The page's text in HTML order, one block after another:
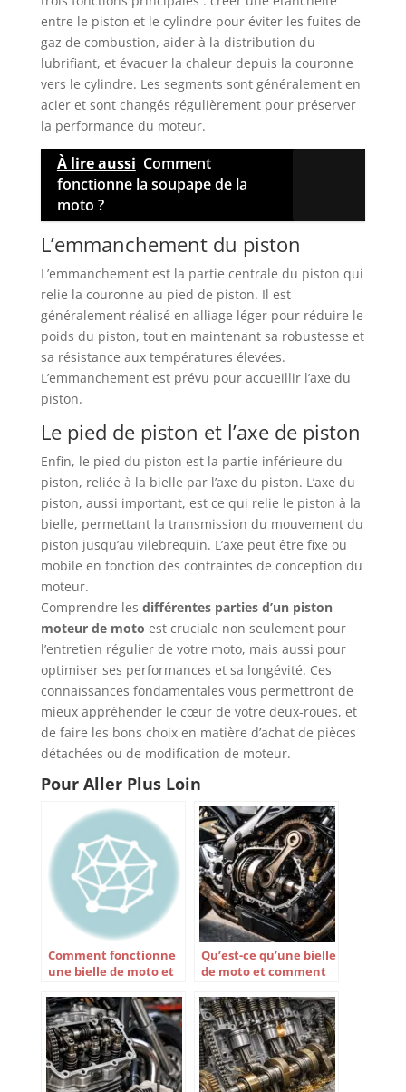
entre le piston et le cylindre pour éviter les fuites de
gaz de combustion, aider à la distribution du
lubrifiant, et évacuer la chaleur depuis la couronne
vers le cylindre. Les segments sont généralement en
acier et sont changés régulièrement pour préserver
la performance du moteur.
À lire aussi Comment
fonctionne la soupape de la
moto ?
L’emmanchement du piston
L’emmanchement est la partie centrale du piston qui
relie la couronne au pied de piston. Il est
généralement réalisé en alliage léger pour réduire le
poids du piston, tout en maintenant sa robustesse et
sa résistance aux températures élevées.
L’emmanchement est prévu pour accueillir l’axe du
piston.
Le pied de piston et l’axe de piston
Enfin, le pied du piston est la partie inférieure du
piston, reliée à la bielle par l’axe du piston. L’axe du
piston, aussi important, est ce qui relie le piston à la
bielle, permettant la transmission du mouvement du
piston jusqu’au vilebrequin. L’axe peut être fixe ou
mobile en fonction des contraintes de conception du
moteur.
Comprendre les différentes parties d’un piston
moteur de moto est cruciale non seulement pour
l’entretien régulier de votre moto, mais aussi pour
optimiser ses performances et sa longévité. Ces
connaissances fondamentales vous permettront de
mieux appréhender le cœur de votre deux-roues, et
de faire les bons choix en matière d’achat de pièces
détachées ou de modification de moteur.
Pour Aller Plus Loin
Comment fonctionne
une bielle de moto et
composants clés ?
Qu’est-ce qu’une bielle
de moto et comment